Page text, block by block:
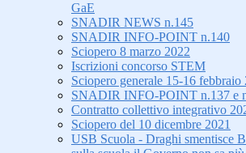
GaE
SNADIR NEWS n.145
SNADIR INFO-POINT n.140
Sciopero 8 marzo 2022
Iscrizioni concorso STEM
Sciopero generale 15-16 febbraio
SNADIR INFO-POINT n.137 e
Contratto collettivo integrativo
Sciopero del 10 dicembre 2021
USB Scuola - Draghi smentisce